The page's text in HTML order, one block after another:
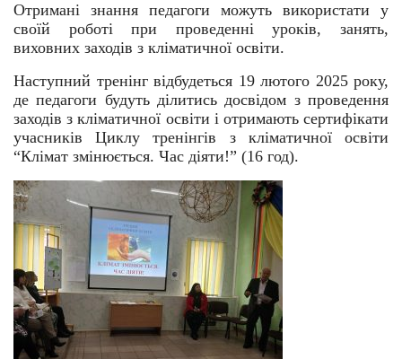
Отримані знання педагоги можуть використати у
своїй роботі при проведенні уроків, занять,
виховних заходів з кліматичної освіти.
Наступний тренінг відбудеться 19 лютого 2025 року,
де педагоги будуть ділитись досвідом з проведення
заходів з кліматичної освіти і отримають сертифікати
учасників Циклу тренінгів з кліматичної освіти
“Клімат змінюється. Час діяти!” (16 год).